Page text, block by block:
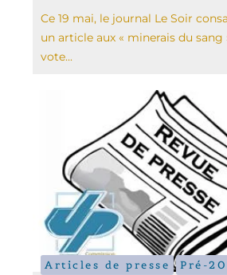
Ce 19 mai, le journal Le Soir
un article aux « minerais du sang
vote...
Articles de presse Pré-